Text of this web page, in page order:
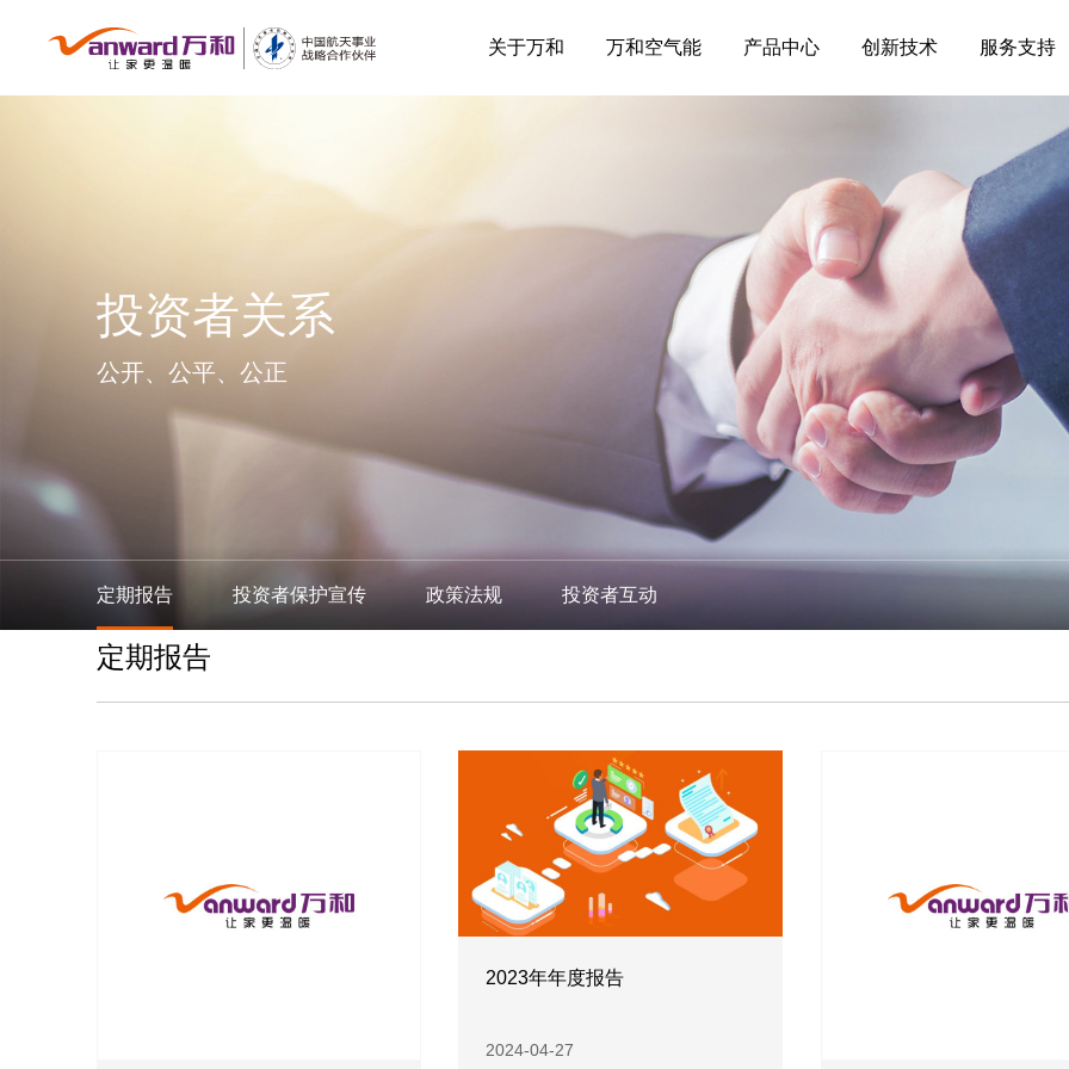
关于万和 万和空气能 产品中心 创新技术 服务支持
定期报告 投资者保护宣传 政策法规 投资者互动
投资者关系
公开、公平、公正
定期报告
2023年年度报告
2024-04-27